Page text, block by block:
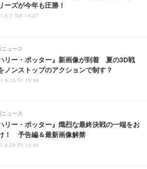
ーズが今年も圧勝！
Tue 14:27
ハリー・ポッター』新画像が到着 夏の3D戦
ノンストップのアクションで制す？
ニュース
Fri 15:48
ハリー・ポッター』熾烈な最終決戦の一端をお
！ 予告編＆最新画像解禁
ニュース
Fri 13:04